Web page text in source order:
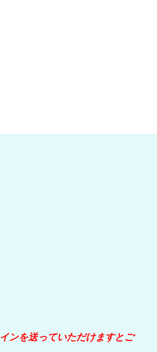
ンを送っていただけますとご